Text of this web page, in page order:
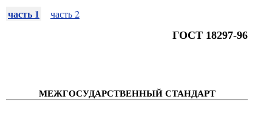
часть 1 часть 2
ГОСТ 18297-96
МЕЖГОСУДАРСТВЕННЫЙ СТАНДАРТ